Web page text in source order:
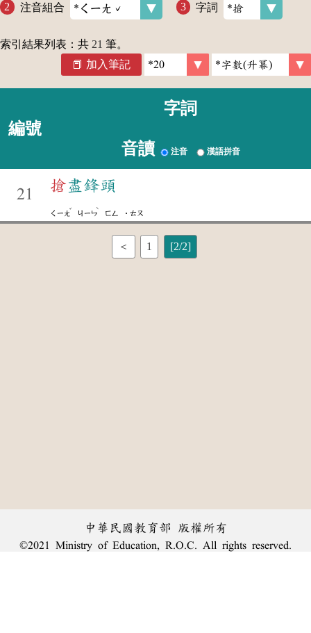
注音組合 字詞
索引結果列表：共 21 筆。
加入筆記
編號
字詞
音讀 注音 漢語拼音
21
搶盡鋒頭
ㄑㄧㄤ
ˇ
ㄐㄧㄣ
ˋ
ㄈㄥ ˙ㄊㄡ
＜ 1 [2/2]
中華民國教育部 版權所有
©2021 Ministry of Education, R.O.C. All rights reserved.